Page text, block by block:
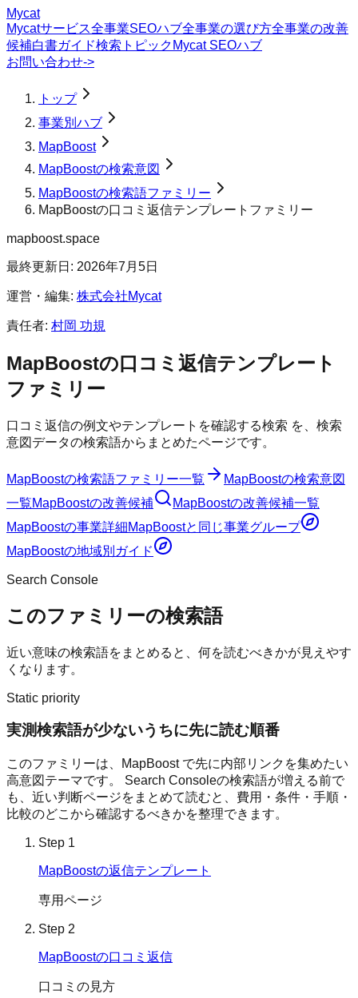
Mycat
Mycatサービス全事業SEOハブ全事業の選び方全事業の改善
候補白書ガイド検索トピック Mycat SEOハブ
お問い合わせ->
トップ
事業別ハブ
MapBoost
MapBoostの検索意図
MapBoostの検索語ファミリー
MapBoostの口コミ返信テンプレートファミリー
mapboost.space
最終更新日: 2026年7月5日
運営・編集: 株式会社Mycat
責任者: 村岡 功規
MapBoostの口コミ返信テンプレート
ファミリー
口コミ返信の例文やテンプレートを確認する検索 を、検索
意図データの検索語からまとめたページです。
MapBoostの検索語ファミリー一覧 MapBoostの検索意図
一覧MapBoostの改善候補 MapBoostの改善候補一覧
MapBoostの事業詳細MapBoostと同じ事業グループ
MapBoostの地域別ガイド
Search Console
このファミリーの検索語
近い意味の検索語をまとめると、何を読むべきかが見えやす
くなります。
Static priority
実測検索語が少ないうちに先に読む順番
このファミリーは、 MapBoostで先に内部リンクを集めたい
高意図テーマです。 Search Consoleの検索語が増える前で
も、近い判断ページをまとめて読むと、費用・条件・手順・
比較のどこから確認するべきかを整理できます。
Step 1
MapBoostの返信テンプレート
専用ページ
Step 2
MapBoostの口コミ返信
口コミの見方